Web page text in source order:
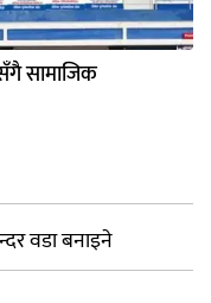
सामाजिक
वडा बनाइने